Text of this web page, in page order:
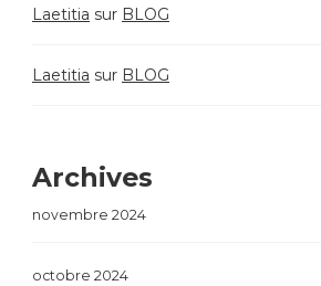
Laetitia sur BLOG
Laetitia sur BLOG
Archives
novembre 2024
octobre 2024